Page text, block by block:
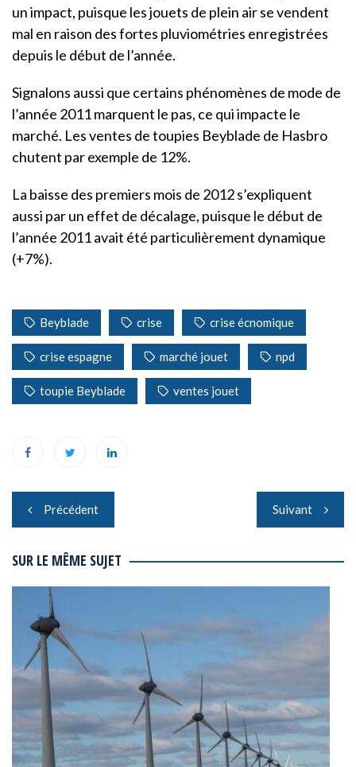
un impact, puisque les jouets de plein air se vendent
mal en raison des fortes pluviométries enregistrées
depuis le début de l’année.
Signalons aussi que certains phénomènes de mode de
l’année 2011 marquent le pas, ce qui impacte le
marché. Les ventes de toupies Beyblade de Hasbro
chutent par exemple de 12%.
La baisse des premiers mois de 2012 s’expliquent
aussi par un effet de décalage, puisque le début de
l’année 2011 avait été particulièrement dynamique
(+7%).
Beyblade crise crise écnomique
crise espagne marché jouet npd
toupie Beyblade ventes jouet
Navigation
de
l’article
Précédent Suivant
SUR LE MÊME SUJET